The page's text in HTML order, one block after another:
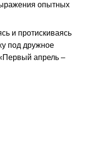
опытных
и протискиваясь
под дружное
апрель –